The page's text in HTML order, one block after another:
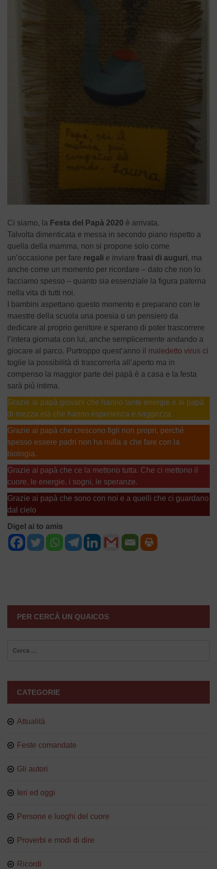
Ci siamo, la Festa del Papà 2020 è arrivata.
Talvolta dimenticata e messa in secondo piano rispetto a
quella della mamma, non si propone solo come
un’occasione per fare regali e inviare frasi di auguri, ma
anche come un momento per ricordare – dato che non lo
facciamo spesso – quanto sia essenziale la figura paterna
nella vita di tutti noi.
I bambini aspettano questo momento e preparano con le
maestre della scuola una poesia o un pensiero da
dedicare al proprio genitore e sperano di poter trascorrere
l’intera giornata con lui, anche semplicemente andando a
giocare al parco. Purtroppo quest’anno il maledetto virus ci
toglie la possibilità di trascorrerla all’aperto ma in
compenso la maggior parte dei papà è a casa e la festa
sarà più intima.
Grazie ai papà giovani che hanno tante energie e ai papà
di mezza età che hanno esperienza e saggezza.
Grazie ai papà che crescono figli non propri, perché
spesso essere padri non ha nulla a che fare con la
biologia.
Grazie ai papà che ce la mettono tutta. Che ci mettono il
cuore, le energie, i sogni, le speranze.
Grazie ai papà che sono con noi e a quelli che ci guardano
dal cielo
Digel ai to amis
PER CERCÀ UN QUAICOS
CATEGORIE
Attualità
Feste comandate
Gli autori
Ieri ed oggi
Persone e luoghi del cuore
Proverbi e modi di dire
Ricordi